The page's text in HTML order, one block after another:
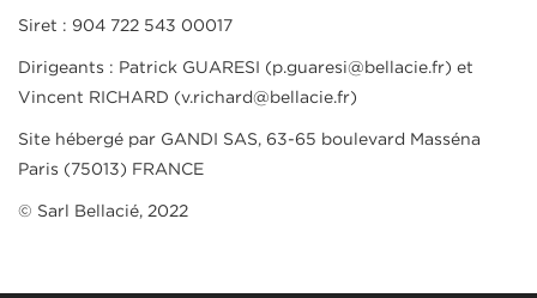
Siret : 904 722 543 00017
Dirigeants : Patrick GUARESI (p.guaresi@bellacie.fr) et
Vincent RICHARD (v.richard@bellacie.fr)
Site hébergé par GANDI SAS, 63-65 boulevard Masséna
Paris (75013) FRANCE
© Sarl Bellacié, 2022